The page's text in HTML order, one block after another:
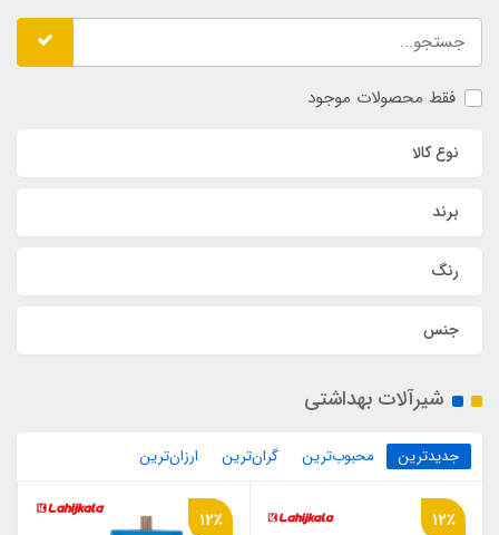
فقط محصولات موجود
نوع کالا
برند
رنگ
جنس
شیرآلات بهداشتی
جدیدترین محبوب‌ترین گران‌ترین ارزان‌ترین
12٪ 12٪